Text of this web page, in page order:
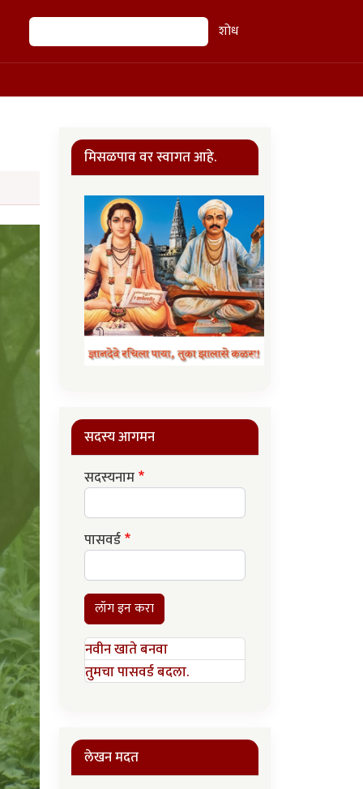
शोध शोध
मिसळपाव वर स्वागत आहे.
सदस्य आगमन
सदस्यनाम
पासवर्ड
लॉग इन करा
नवीन खाते बनवा
तुमचा पासवर्ड बदला.
लेखन मदत